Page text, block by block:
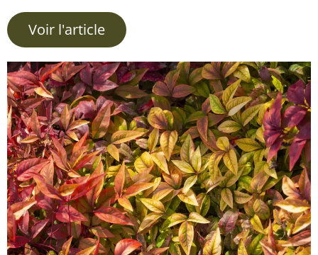
Voir l'article